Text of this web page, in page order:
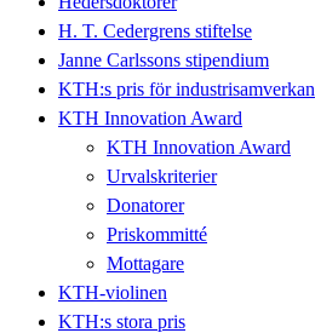
H. T. Cedergrens stiftelse
Janne Carlssons stipendium
KTH:s pris för industrisamverkan
KTH Innovation Award
KTH Innovation Award
Urvalskriterier
Donatorer
Priskommitté
Mottagare
KTH-violinen
KTH:s stora pris